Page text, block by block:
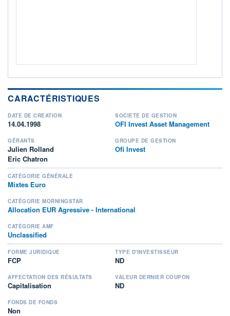
CARACTÉRISTIQUES
DATE DE CRÉATION
14.04.1998
SOCIÉTÉ DE GESTION
OFI Invest Asset Management
GÉRANTS
Julien Rolland
Eric Chatron
GROUPE DE GESTION
Ofi Invest
CATÉGORIE GÉNÉRALE
Mixtes Euro
CATÉGORIE MORNINGSTAR
Allocation EUR Agressive - International
CATÉGORIE AMF
Unclassified
FORME JURIDIQUE
FCP
TYPE D'INVESTISSEUR
ND
AFFECTATION DES RÉSULTATS
Capitalisation
VALEUR DERNIER COUPON
ND
FONDS DE FONDS
Non